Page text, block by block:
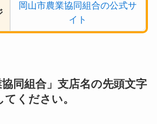
岡山市農業協同組合の公式サ
イト
協同組合」支店名の先頭文字
ください。